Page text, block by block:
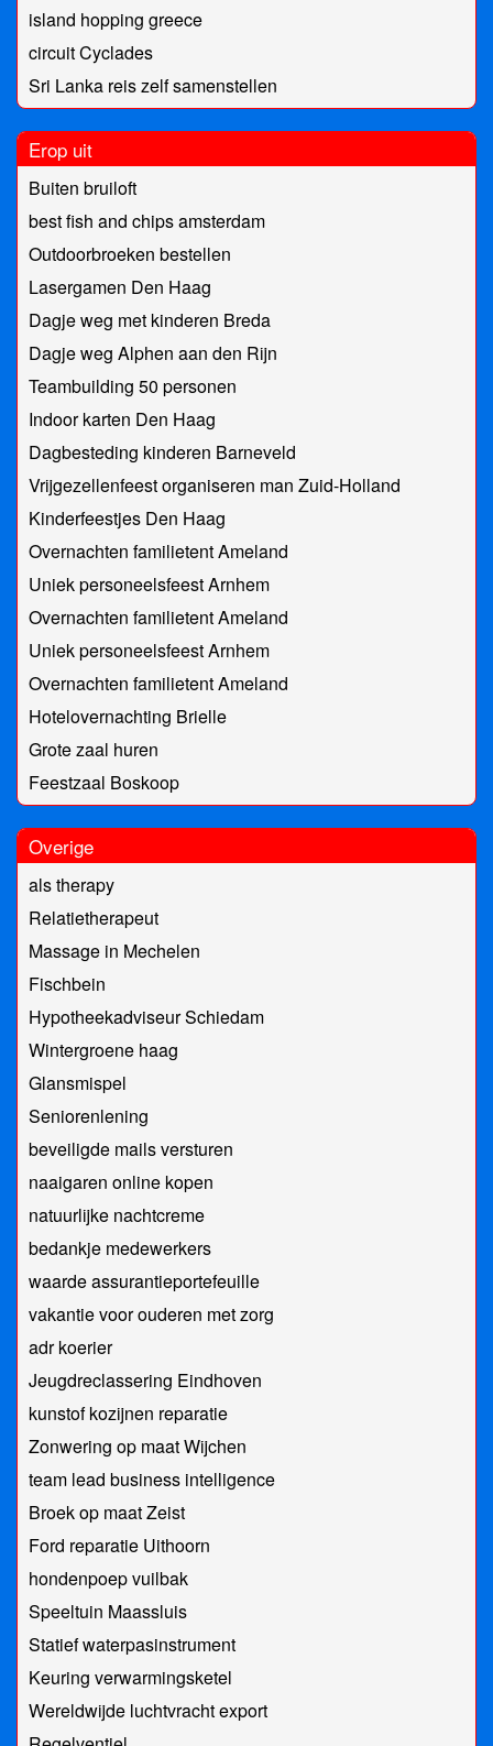
island hopping greece
circuit Cyclades
Sri Lanka reis zelf samenstellen
Erop uit
Buiten bruiloft
best fish and chips amsterdam
Outdoorbroeken bestellen
Lasergamen Den Haag
Dagje weg met kinderen Breda
Dagje weg Alphen aan den Rijn
Teambuilding 50 personen
Indoor karten Den Haag
Dagbesteding kinderen Barneveld
Vrijgezellenfeest organiseren man Zuid-Holland
Kinderfeestjes Den Haag
Overnachten familietent Ameland
Uniek personeelsfeest Arnhem
Overnachten familietent Ameland
Uniek personeelsfeest Arnhem
Overnachten familietent Ameland
Hotelovernachting Brielle
Grote zaal huren
Feestzaal Boskoop
Overige
als therapy
Relatietherapeut
Massage in Mechelen
Fischbein
Hypotheekadviseur Schiedam
Wintergroene haag
Glansmispel
Seniorenlening
beveiligde mails versturen
naaigaren online kopen
natuurlijke nachtcreme
bedankje medewerkers
waarde assurantieportefeuille
vakantie voor ouderen met zorg
adr koerier
Jeugdreclassering Eindhoven
kunstof kozijnen reparatie
Zonwering op maat Wijchen
team lead business intelligence
Broek op maat Zeist
Ford reparatie Uithoorn
hondenpoep vuilbak
Speeltuin Maassluis
Statief waterpasinstrument
Keuring verwarmingsketel
Wereldwijde luchtvracht export